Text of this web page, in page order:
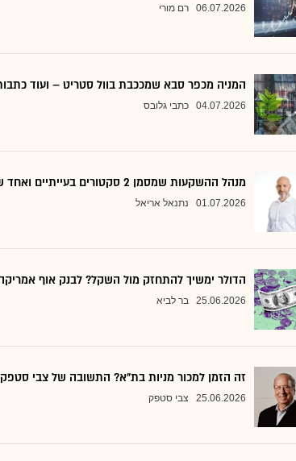
06.07.2026 רם מורי
המניה מכפר סבא שמככבת בוול סטריט – ועוד
04.07.2026 כתבי גלובס
מנהל ההשקעות שמסמן 2 סקטורים בעייתיים ואחד ש"חייבים להיות בו"
01.07.2026 נתנאל אריאל
הדולר ימשיך להתחזק מול השקל? לבנק אוף
25.06.2026 בר לביא
זה הזמן למכור מניות בת"א? התשובה של צבי סטפק
25.06.2026 צבי סטפק